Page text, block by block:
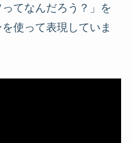
てなんだろう？」を
使って表現していま